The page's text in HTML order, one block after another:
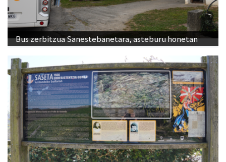
Bus zerbitzua Sanestebanetara, asteburu honetan